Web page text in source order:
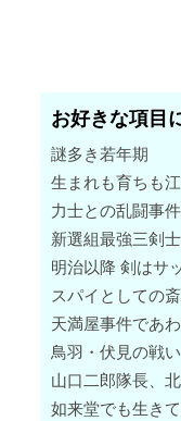
お好きな項目
謎多き若年期
生まれも育ちも
力士との乱闘事
新選組最強三剣
明治以降 剣はサ
スパイとしての
天満屋事件であ
鳥羽・伏見の戦い
山口二郎隊長、
如来堂でも生きて